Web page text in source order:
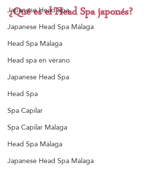
Japanese Head Spa
Japanese Head Spa Málaga
Head Spa Málaga
Head spa en verano
Japanese Head Spa
Head Spa
Spa Capilar
Spa Capilar Málaga
Head Spa Málaga
Japanese Head Spa Málaga
¿Qué es el Head Spa japonés?